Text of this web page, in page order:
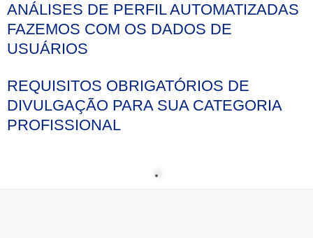
ANÁLISES DE PERFIL AUTOMATIZADAS
FAZEMOS COM OS DADOS DE
USUÁRIOS
REQUISITOS OBRIGATÓRIOS DE
DIVULGAÇÃO PARA SUA CATEGORIA
PROFISSIONAL